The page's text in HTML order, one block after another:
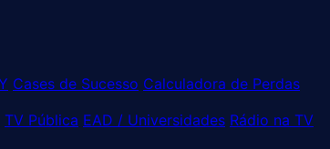
Cases de Sucesso Calculadora de Perdas
TV Pública EAD / Universidades Rádio na TV